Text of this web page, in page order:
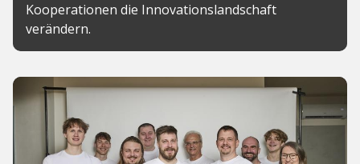
Kooperationen die Innovationslandschaft
verändern.